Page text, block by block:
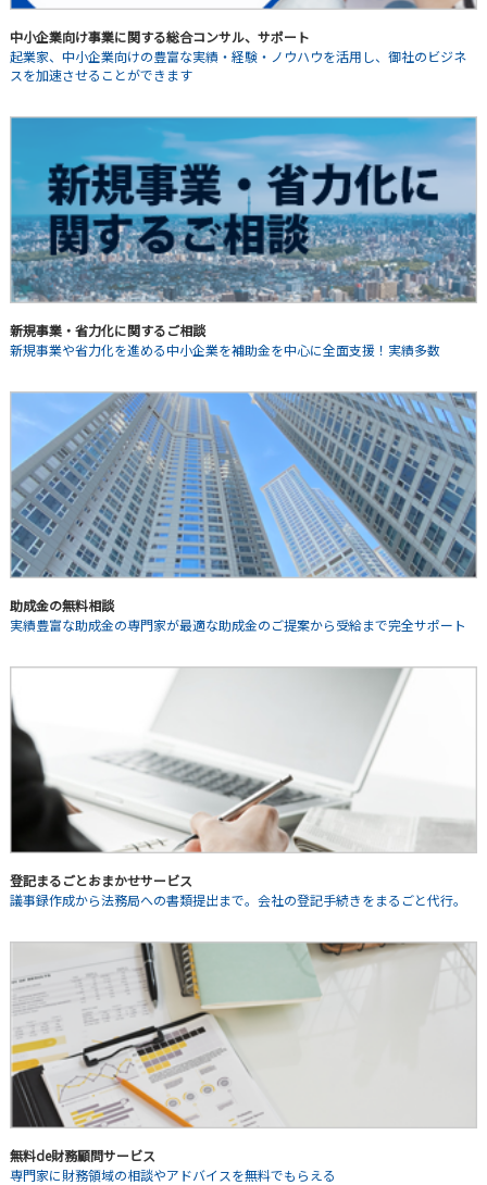
中小企業向け事業に関する総合コンサル、サポート
起業家、中小企業向けの豊富な実績・経験・ノウハウを活用し、御社のビジネ
スを加速させることができます
新規事業・省力化に関するご相談
新規事業や省力化を進める中小企業を補助金を中心に全面支援！実績多数
助成金の無料相談
実績豊富な助成金の専門家が最適な助成金のご提案から受給まで完全サポート
登記まるごとおまかせサービス
議事録作成から法務局への書類提出まで。会社の登記手続きをまるごと代行。
無料de財務顧問サービス
専門家に財務領域の相談やアドバイスを無料でもらえる